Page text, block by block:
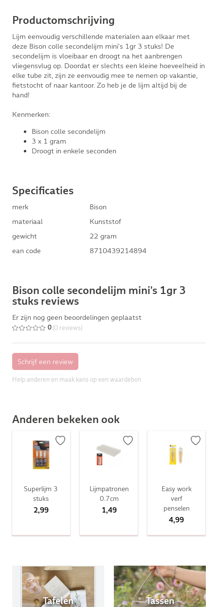
Productomschrijving
Lijm eenvoudig verschillende materialen aan elkaar met
deze Bison colle secondelijm mini's 1gr 3 stuks! De
secondelijm is vloeibaar en droogt na het aanbrengen
vliegensvlug op. Doordat er slechts een kleine hoeveelheid in
elke tube zit, zijn ze eenvoudig mee te nemen op vakantie,
fietstocht of naar kantoor. Zo heb je de lijm altijd bij de
hand!
Kenmerken:
Bison colle secondelijm
3 x 1 gram
Droogt in enkele seconden
Specificaties
merk
Bison
materiaal
Kunststof
gewicht
22 gram
ean code
8710439214894
Bison colle secondelijm mini's 1gr 3
stuks reviews
Er zijn nog geen beoordelingen geplaatst
0 (0 reviews)
Help anderen en maak kans op een waardebon
Anderen bekeken ook
Superlijm 3
stuks
2,99
Lijmpatronen
0.7cm
1,49
Easy work
verf
penselen
4,99
Tafelen Tassen